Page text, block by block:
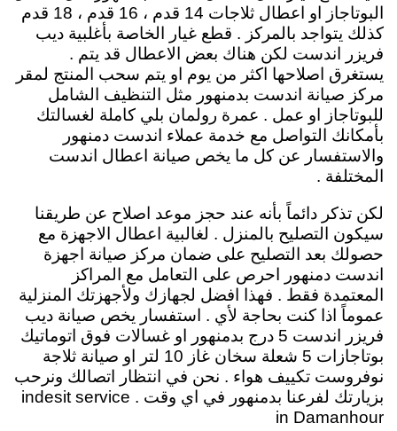
البوتاجاز او اعطال ثلاجات 14 قدم ، 16 قدم ، 18 قدم
كذلك يتواجد بالمركز . قطع غيار الخاصة بأغلبية ديب
فريزر اندست لكن هناك بعض الاعطال قد يتم .
يستغرق اصلاحها اكثر من يوم او يتم سحب المنتج لمقر
مركز صيانة اندست بدمنهور مثل التنظيف الشامل
للبوتاجاز او عمل . عمرة رولمان بلي كاملة لغسالتك
بأمكانك التواصل مع خدمة عملاء اندست دمنهور
والاستفسار عن كل ما يخص صيانة اعطال اندست
المختلفة .
لكن تذكر دائماً بأنه عند حجز موعد اصلاح عن طريقنا
سيكون التصليح بالمنزل . لغالبية اعطال الاجهزة مع
حصولك بعد التصليح على ضمان مركز صيانة اجهزة
اندست دمنهور احرص على التعامل مع المراكز
المعتمدة فقط . فهذا افضل لجهازك ولأجهزتك المنزلية
عموماً اذا كنت بحاجة لأي . استفسار يخص صيانة ديب
فريزر اندست 5 درج بدمنهور او غسالات فوق اتوماتيك
بوتاجازات 5 شعلة سخان غاز 10 لتر او صيانة ثلاجة
نوفروست تكييف هواء . نحن في انتظار اتصالك ونرحب
بزيارتك لفرعنا بدمنهور في اي وقت . indesit service
in Damanhour